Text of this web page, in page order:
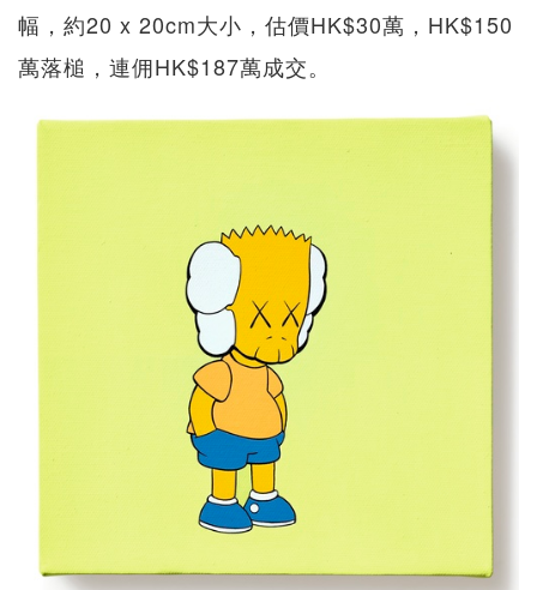
幅，約20 x 20cm大小，估價HK$30萬，HK$150
萬落槌，連佣HK$187萬成交。